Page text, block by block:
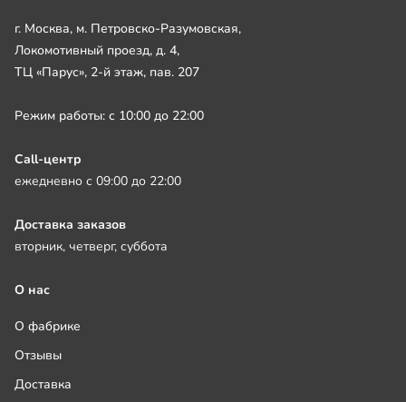
г. Москва, м. Петровско-Разумовская,
Локомотивный проезд, д. 4,
ТЦ «Парус», 2-й этаж, пав. 207
Режим работы: с 10:00 до 22:00
Call-центр
ежедневно с 09:00 до 22:00
Доставка заказов
вторник, четверг, суббота
О нас
О фабрике
Отзывы
Доставка